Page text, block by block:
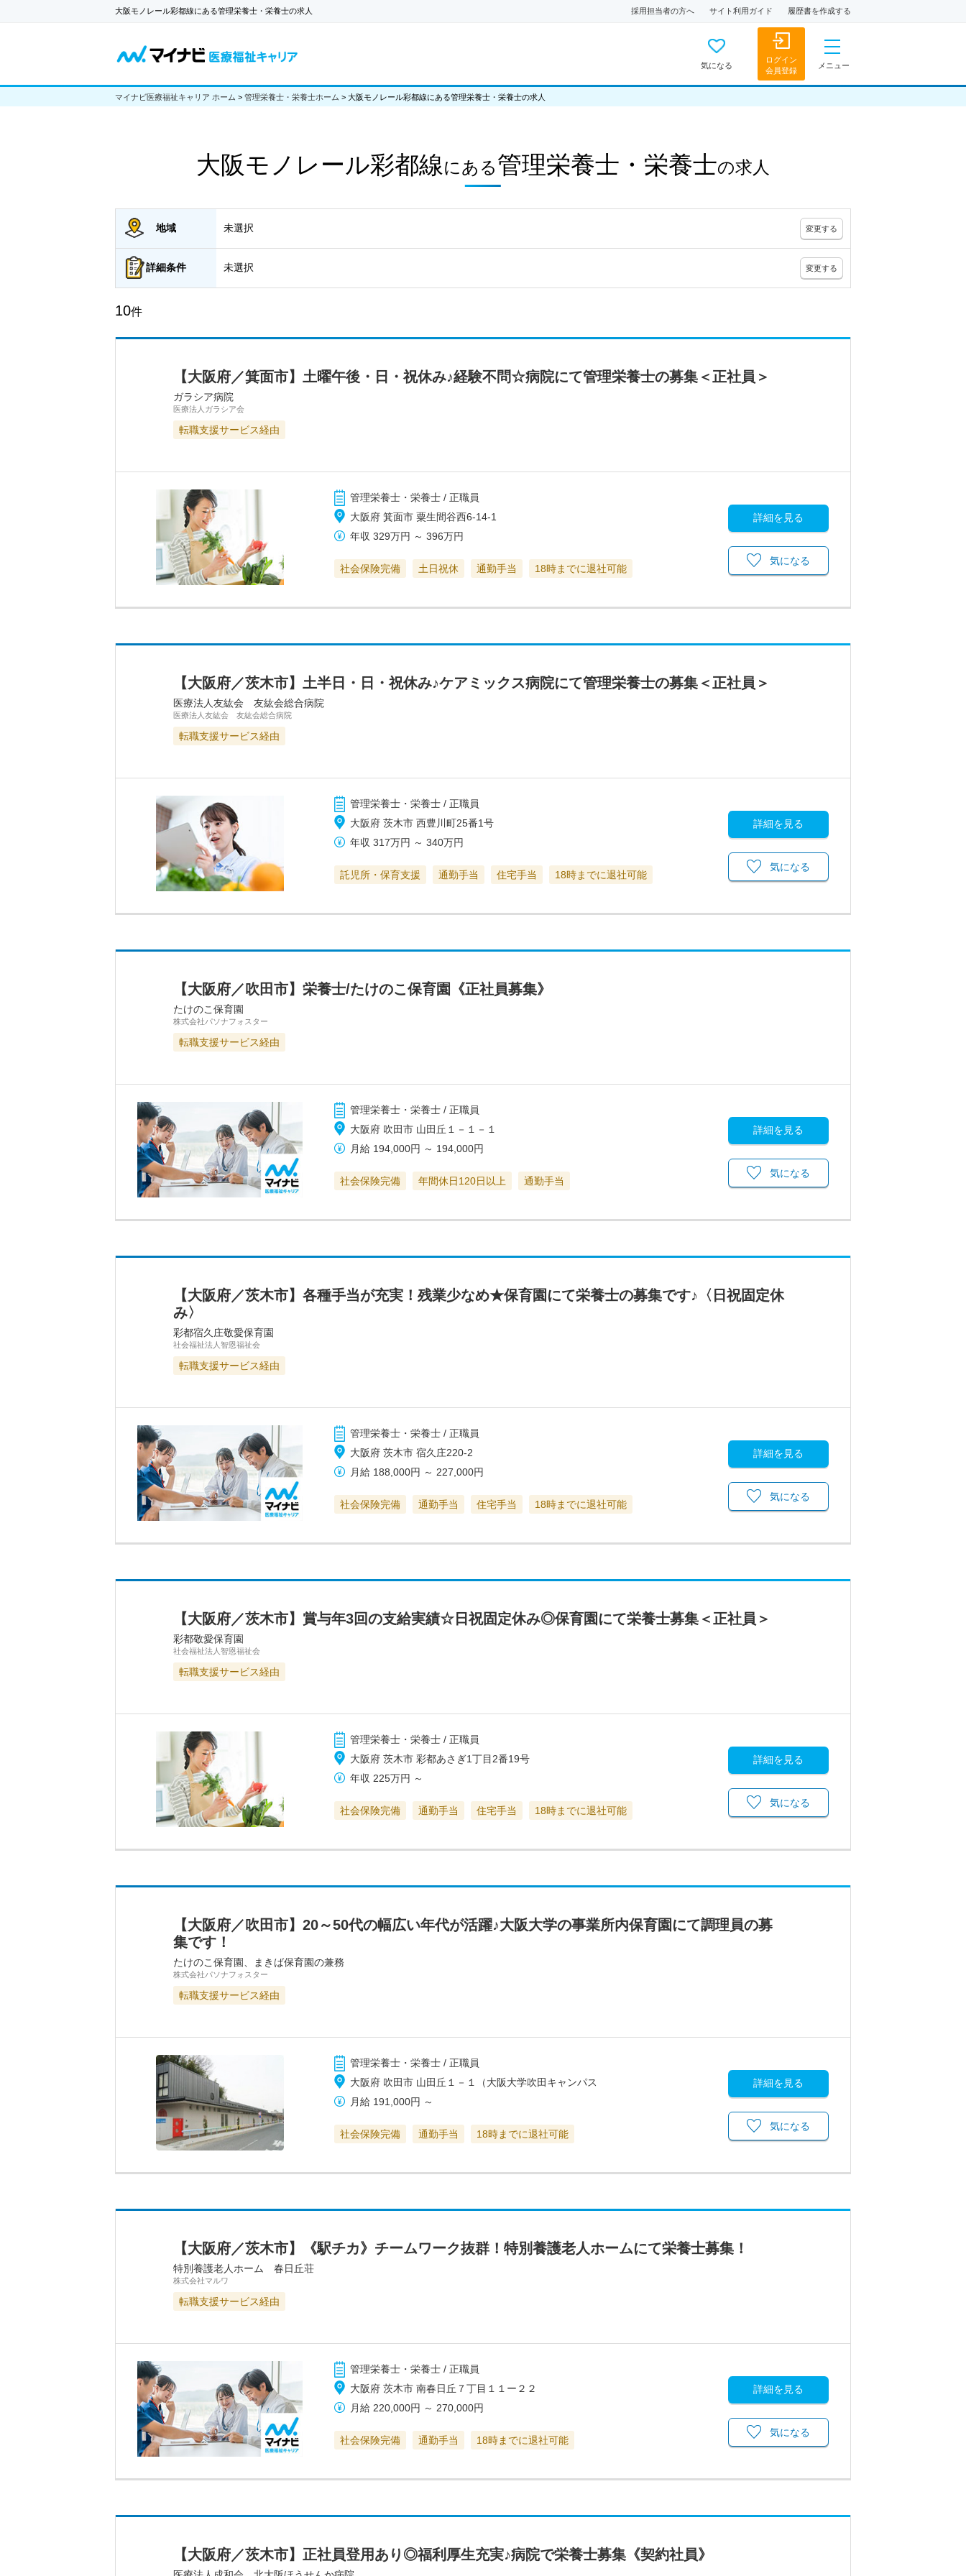
大阪モノレール彩都線にある管理栄養士・栄養士の求人 採用担当者の方へ サイト利用ガイド 履歴書を作成する
気になる
ログイン
会員登録
メニュー
マイナビ医療福祉キャリア ホーム > 管理栄養士・栄養士ホーム > 大阪モノレール彩都線にある管理栄養士・栄養士の求人
大阪モノレール彩都線にある管理栄養士・栄養士の求人
地域 未選択 変更する
詳細条件 未選択 変更する
10件
【大阪府／箕面市】土曜午後・日・祝休み♪経験不問☆病院にて管理栄養士の募集＜正社員＞
ガラシア病院
医療法人ガラシア会
転職支援サービス経由
管理栄養士・栄養士 / 正職員
大阪府 箕面市 粟生間谷西6-14-1
年収 329万円 ～396万円
社会保険完備 土日祝休 通勤手当 18時までに退社可能
詳細を見る
気になる
【大阪府／茨木市】土半日・日・祝休み♪ケアミックス病院にて管理栄養士の募集＜正社員＞
医療法人友紘会 友紘会総合病院
医療法人友紘会 友紘会総合病院
転職支援サービス経由
管理栄養士・栄養士 / 正職員
大阪府 茨木市 西豊川町25番1号
年収 317万円 ～340万円
託児所・保育支援 通勤手当 住宅手当 18時までに退社可能
詳細を見る
気になる
【大阪府／吹田市】栄養士/たけのこ保育園《正社員募集》
たけのこ保育園
株式会社パソナフォスター
転職支援サービス経由
管理栄養士・栄養士 / 正職員
大阪府 吹田市 山田丘１－１－１
月給 194,000円 ～ 194,000円
社会保険完備 年間休日120日以上 通勤手当
詳細を見る
気になる
【大阪府／茨木市】各種手当が充実！残業少なめ★保育園にて栄養士の募集です♪〈日祝固定休
み〉
彩都宿久庄敬愛保育園
社会福祉法人智恩福祉会
転職支援サービス経由
管理栄養士・栄養士 / 正職員
大阪府 茨木市 宿久庄220-2
月給 188,000円 ～ 227,000円
社会保険完備 通勤手当 住宅手当 18時までに退社可能
詳細を見る
気になる
【大阪府／茨木市】賞与年3回の支給実績☆日祝固定休み◎保育園にて栄養士募集＜正社員＞
彩都敬愛保育園
社会福祉法人智恩福祉会
転職支援サービス経由
管理栄養士・栄養士 / 正職員
大阪府 茨木市 彩都あさぎ1丁目2番19号
年収 225万円 ～
社会保険完備 通勤手当 住宅手当 18時までに退社可能
詳細を見る
気になる
【大阪府／吹田市】20～50代の幅広い年代が活躍♪大阪大学の事業所内保育園にて調理員の募
集です！
たけのこ保育園、まきば保育園の兼務
株式会社パソナフォスター
転職支援サービス経由
管理栄養士・栄養士 / 正職員
大阪府 吹田市 山田丘１－１（大阪大学吹田キャンパス
月給 191,000円 ～
社会保険完備 通勤手当 18時までに退社可能
詳細を見る
気になる
【大阪府／茨木市】《駅チカ》チームワーク抜群！特別養護老人ホームにて栄養士募集！
特別養護老人ホーム 春日丘荘
株式会社マルワ
転職支援サービス経由
管理栄養士・栄養士 / 正職員
大阪府 茨木市 南春日丘７丁目１１ー２２
月給 220,000円 ～ 270,000円
社会保険完備 通勤手当 18時までに退社可能
詳細を見る
気になる
【大阪府／茨木市】正社員登用あり◎福利厚生充実♪病院で栄養士募集《契約社員》